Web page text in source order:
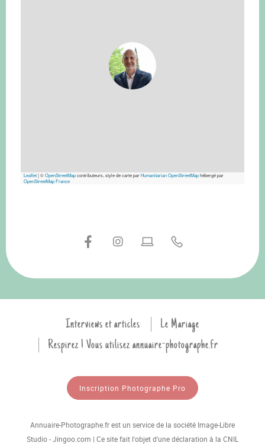
Leaflet|©OpenStreetMapcontributeurs, style de carte parHumanitarian OpenStreetMaphébergé par
OpenStreetMap France
Interviews et articles
Le Mariage
Respirez ! Vous utilisez annuaire-photographe.fr
Inscription Photographe Pro
Annuaire-Photographe.fr est un service de la société Image-Libre
Studio - Jingoo.com | Ce site fait l'objet d'une déclaration à la CNIL